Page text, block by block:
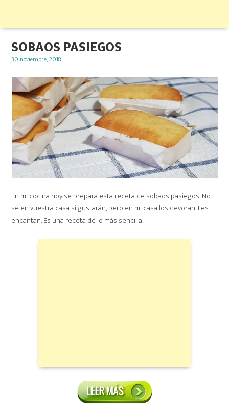
SOBAOS PASIEGOS
Posted
30 noviembre, 2018
En mi cocina hoy se prepara esta receta de sobaos pasiegos. No
sé en vuestra casa si gustarán, pero en mi casa los devoran. Les
encantan. Es una receta de lo más sencilla.